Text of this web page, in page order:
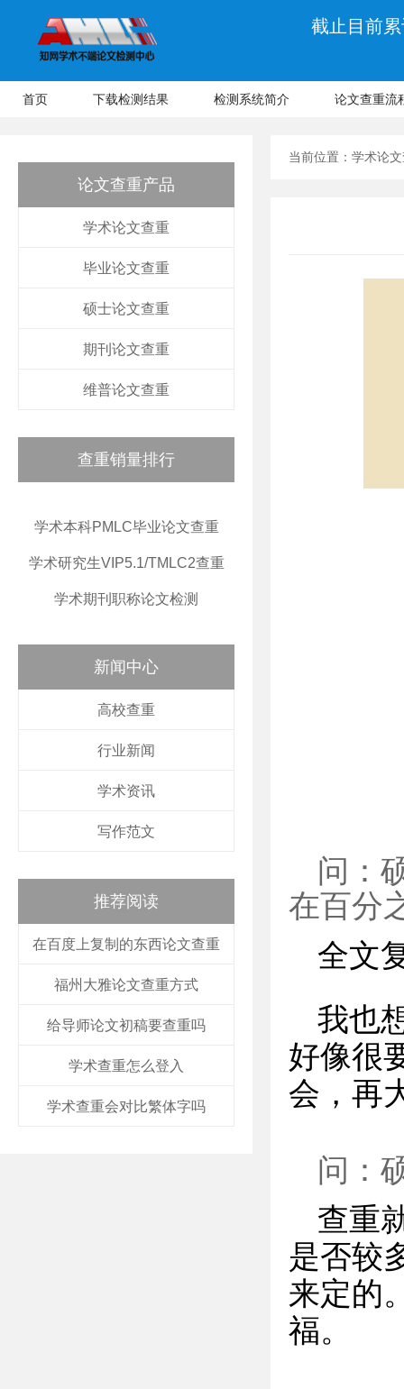
截止目前
首页 下载检测结果 检测系统简介 论文查重流
论文查重产品
学术论文查重
毕业论文查重
硕士论文查重
期刊论文查重
维普论文查重
查重销量排行
学术本科PMLC毕业论文查重
学术研究生VIP5.1/TMLC2查重
学术期刊职称论文检测
新闻中心
高校查重
行业新闻
学术资讯
写作范文
推荐阅读
在百度上复制的东西论文查重
福州大雅论文查重方式
给导师论文初稿要查重吗
学术查重怎么登入
学术查重会对比繁体字吗
当前位置： 学术论
问：
在百分
全文
我也
好像很
会，再
问：
查重
是否较
来定的
福。